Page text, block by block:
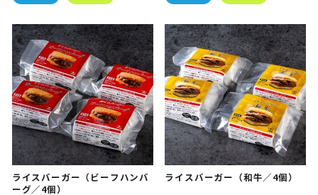
ライスバーガー（ビーフハンバ
ーグ／4個）
ライスバーガー（和牛／4個）